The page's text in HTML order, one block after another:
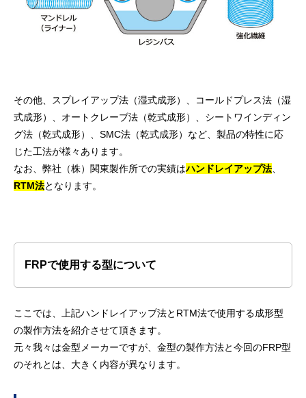
その他、スプレイアップ法（湿式成形）、コールドプレス法（湿
式成形）、オートクレーブ法（乾式成形）、シートワインディン
グ法（乾式成形）、SMC法（乾式成形）など、製品の特性に応
じた工法が様々あります。
なお、弊社（株）関東製作所での実績はハンドレイアップ法
RTM法となります。
FRPで使用する型について
ここでは、上記ハンドレイアップ法とRTM法で使用する成形型
の製作方法を紹介させて頂きます。
元々我々は金型メーカーですが、金型の製作方法と今回のFRP型
のそれとは、大きく内容が異なります。